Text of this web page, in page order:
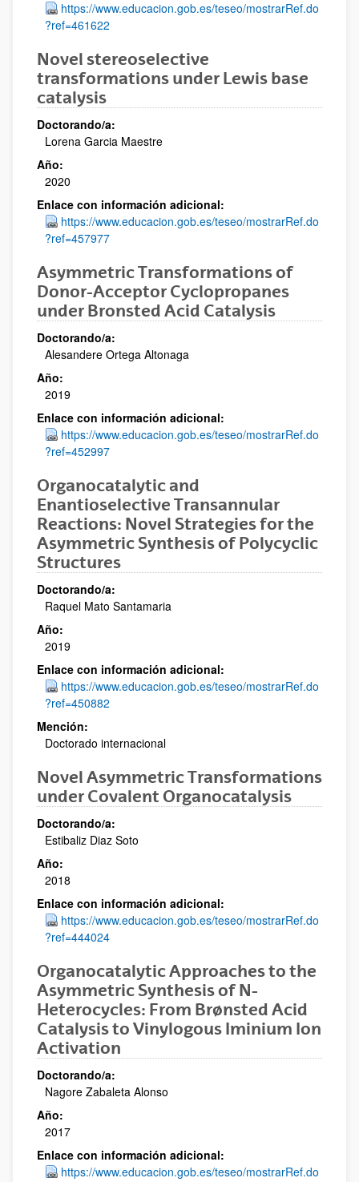
https://www.educacion.gob.es/teseo/mostrarRef.do
?ref=461622
Novel stereoselective
transformations under Lewis base
catalysis
Doctorando/a:
Lorena Garcia Maestre
Año:
2020
Enlace con información adicional:
https://www.educacion.gob.es/teseo/mostrarRef.do
?ref=457977
Asymmetric Transformations of
Donor-Acceptor Cyclopropanes
under Bronsted Acid Catalysis
Doctorando/a:
Alesandere Ortega Altonaga
Año:
2019
Enlace con información adicional:
https://www.educacion.gob.es/teseo/mostrarRef.do
?ref=452997
Organocatalytic and
Enantioselective Transannular
Reactions: Novel Strategies for the
Asymmetric Synthesis of Polycyclic
Structures
Doctorando/a:
Raquel Mato Santamaria
Año:
2019
Enlace con información adicional:
https://www.educacion.gob.es/teseo/mostrarRef.do
?ref=450882
Mención:
Doctorado internacional
Novel Asymmetric Transformations
under Covalent Organocatalysis
Doctorando/a:
Estibaliz Diaz Soto
Año:
2018
Enlace con información adicional:
https://www.educacion.gob.es/teseo/mostrarRef.do
?ref=444024
Organocatalytic Approaches to the
Asymmetric Synthesis of N-
Heterocycles: From Brønsted Acid
Catalysis to Vinylogous Iminium Ion
Activation
Doctorando/a:
Nagore Zabaleta Alonso
Año:
2017
Enlace con información adicional:
https://www.educacion.gob.es/teseo/mostrarRef.do